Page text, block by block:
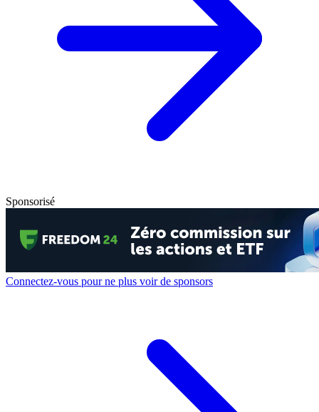
Sponsorisé
Connectez-vous pour ne plus voir de sponsors